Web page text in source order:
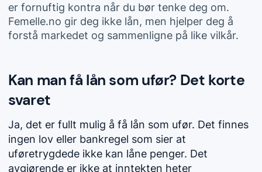
er fornuftig kontra når du bør tenke deg om.
Femelle.no gir deg ikke lån, men hjelper deg å
forstå markedet og sammenligne på like vilkår.
Kan man få lån som ufør? Det korte
svaret
Ja, det er fullt mulig å få lån som ufør. Det finnes
ingen lov eller bankregel som sier at
uføretrygdede ikke kan låne penger. Det
avgjørende er ikke at inntekten heter